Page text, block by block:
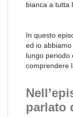
bianca a tutta
In questo
ed io
lungo periodo
comprendere
parlato